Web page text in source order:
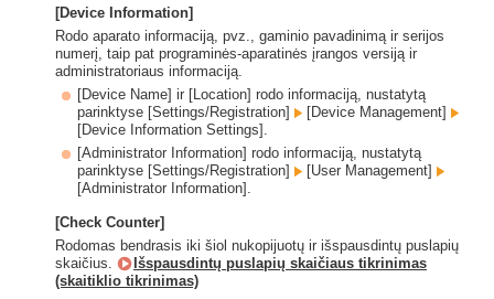
[Device Information]
Rodo aparato informaciją, pvz., gaminio pavadinimą ir serijos
numerį, taip pat programinės-aparatinės įrangos versiją ir
administratoriaus informaciją.
[Device Name] ir [Location] rodo informaciją, nustatytą
parinktyse [Settings/Registration]
[Device Management]
[Device Information Settings].
[Administrator Information] rodo informaciją, nustatytą
parinktyse [Settings/Registration]
[User Management]
[Administrator Information].
[Check Counter]
Rodomas bendrasis iki šiol nukopijuotų ir išspausdintų puslapių
skaičius.
Išspausdintų puslapių skaičiaus tikrinimas
(skaitiklio tikrinimas)